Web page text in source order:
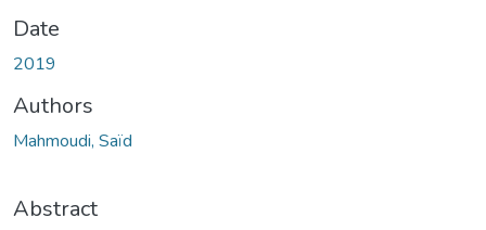
Date
2019
Authors
Mahmoudi, Saïd
Abstract